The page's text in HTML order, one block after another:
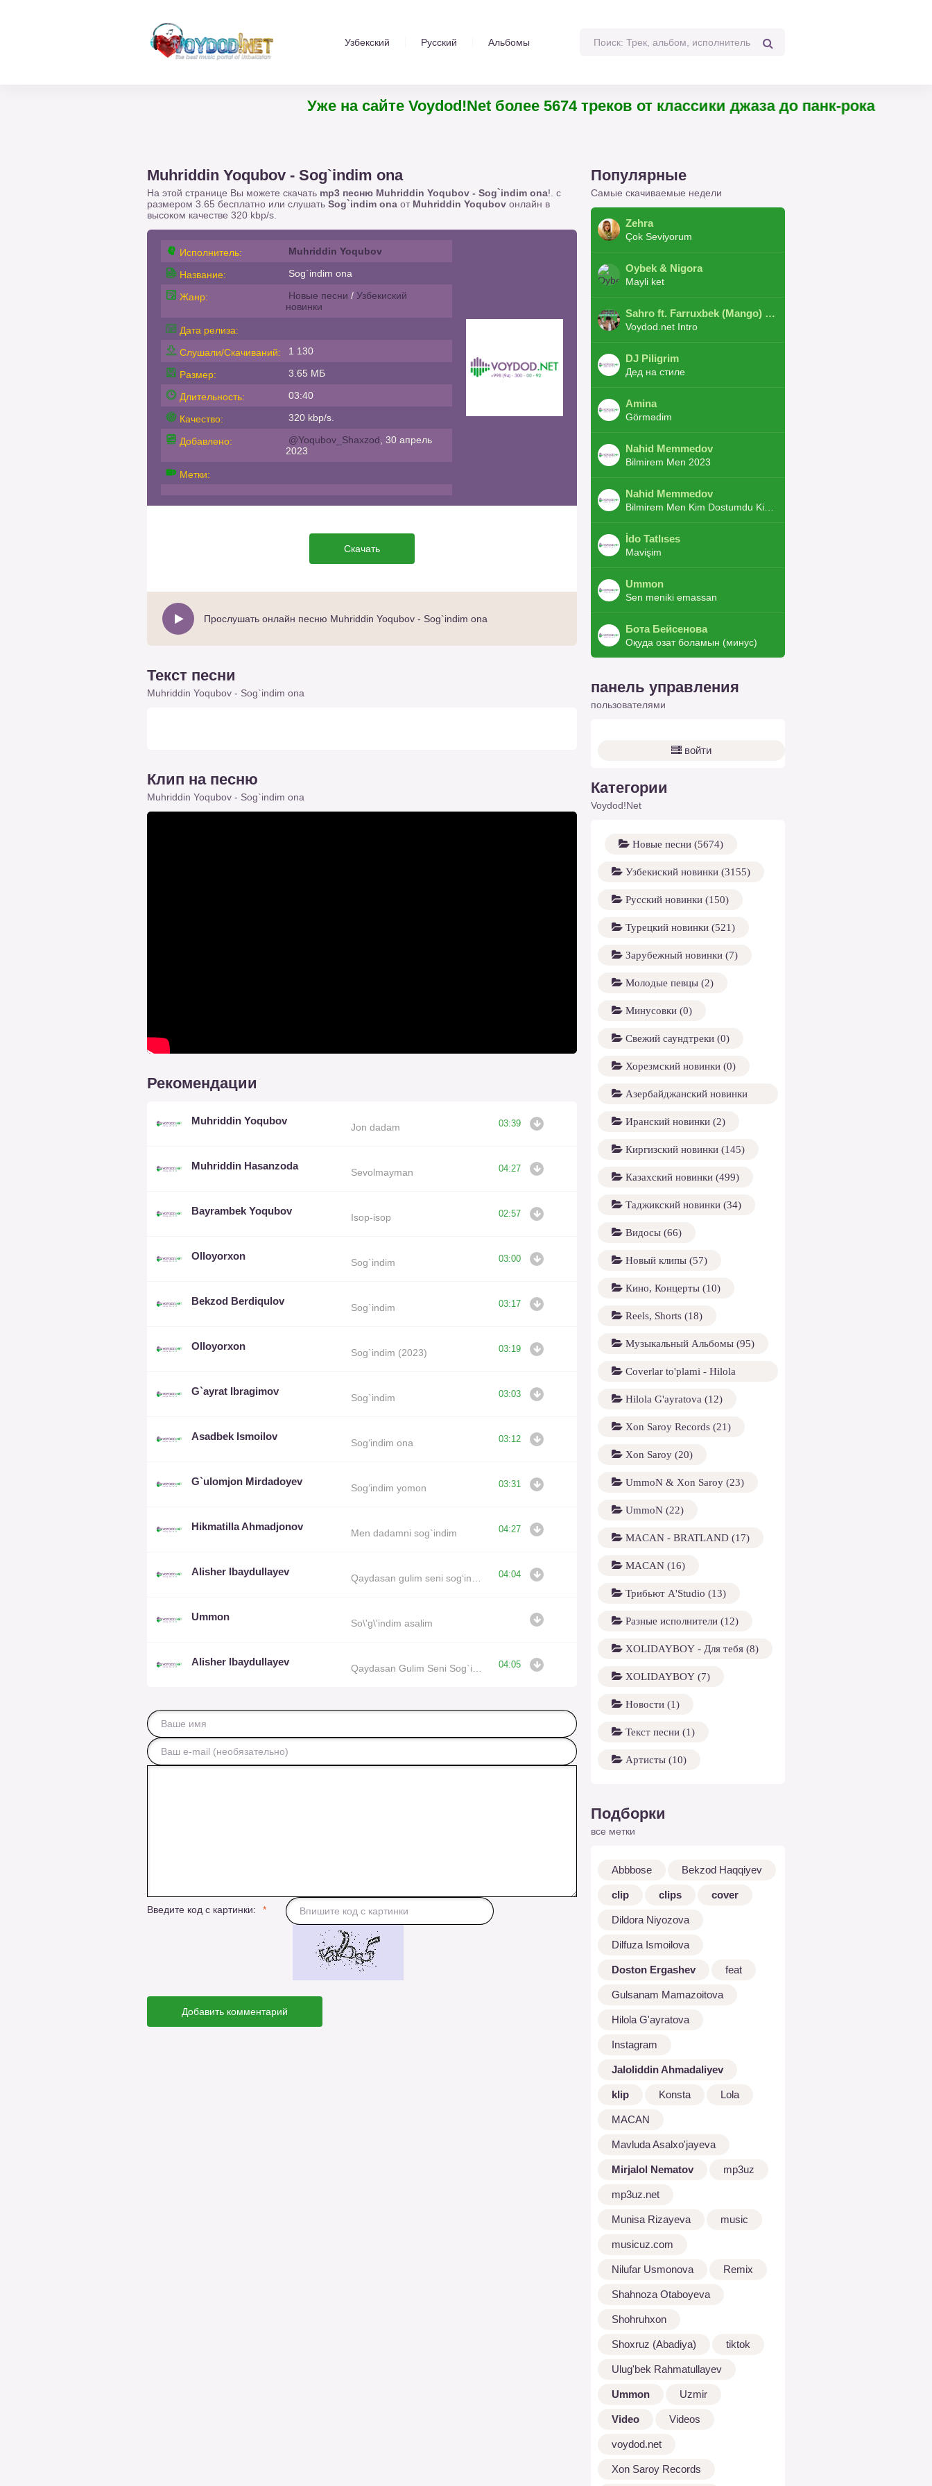
Узбекский Русский Альбомы
Уже на сайте Voydod!Net более 5674 треков от классики джаза до панк-рока
Muhriddin Yoqubov - Sog`indim ona
На этой странице Вы можете скачать mp3 песню Muhriddin Yoqubov - Sog`indim ona!. с
размером 3.65 бесплатно или слушать Sog`indim ona от Muhriddin Yoqubov онлайн в
высоком качестве 320 kbp/s.
Исполнитель: Muhriddin Yoqubov
Название: Sog`indim ona
Жанр: Новые песни / Узбекиский
новинки
Дата релиза:
Слушали/Скачиваний:
1 130
Размер: 3.65 МБ
Длительность: 03:40
Качество: 320 kbp/s.
Добавлено: @Yoqubov_Shaxzod , 30 апрель
2023
Метки:
Скачать
Прослушать онлайн песню Muhriddin Yoqubov - Sog`indim ona
Текст песни
Muhriddin Yoqubov - Sog`indim ona
Клип на песню
Muhriddin Yoqubov - Sog`indim ona
Рекомендации
Muhriddin Yoqubov
Jon dadam 03:39
Muhriddin Hasanzoda
Sevolmayman 04:27
Bayrambek Yoqubov
Isop-isop 02:57
Olloyorxon
Sog`indim 03:00
Bekzod Berdiqulov
Sog`indim 03:17
Olloyorxon
Sog`indim (2023) 03:19
G`ayrat Ibragimov
Sog`indim 03:03
Asadbek Ismoilov
Sog‘indim ona 03:12
G`ulomjon Mirdadoyev
Sog‘indim yomon 03:31
Hikmatilla Ahmadjonov
Men dadamni sog`indim 04:27
Alisher Ibaydullayev 04:04
Ummon
So\'g\'indim asalim
Alisher Ibaydullayev 04:05
Введите код с картинки:
Добавить комментарий
Популярные
Самые скачиваемые недели
Zehra
Çok Seviyorum
Oybek & Nigora
Mayli ket
Sahro ft. Farruxbek (Mango) ft. Shaxboz ft. Navruz and Zarba ft. DJ.JoHa
Voydod.net Intro
DJ Piligrim
Дед на стиле
Amina
Görmədim
Nahid Memmedov
Bilmirem Men 2023
Nahid Memmedov
İdo Tatlıses
Mavişim
Ummon
Sen meniki emassan
Бота Бейсенова
Оқуда озат боламын (минус)
панель управления
пользователями
войти
Категории
Voydod!Net
Новые песни (5674)
Узбекиский новинки (3155)
Русский новинки (150)
Турецкий новинки (521)
Зарубежный новинки (7)
Молодые певцы (2)
Минусовки (0)
Свежий саундтреки (0)
Хорезмский новинки (0)
Азербайджанский новинки
(1158)
Иранский новинки (2)
Киргизский новинки (145)
Казахский новинки (499)
Таджикский новинки (34)
Видосы (66)
Новый клипы (57)
Кино, Концерты (10)
Reels, Shorts (18)
Музыкальный Альбомы (95)
Coverlar to'plami - Hilola
G'ayratova (13)
Hilola G'ayratova (12)
Xon Saroy Records (21)
Xon Saroy (20)
UmmoN & Xon Saroy (23)
UmmoN (22)
MACAN - BRATLAND (17)
MACAN (16)
Трибьют A'Studio (13)
Разные исполнители (12)
XOLIDAYBOY - Для тебя (8)
XOLIDAYBOY (7)
Новости (1)
Текст песни (1)
Артисты (10)
Подборки
все метки
Abbbose Bekzod Haqqiyev
clip clips cover
Dildora Niyozova
Dilfuza Ismoilova
Doston Ergashev feat
Gulsanam Mamazoitova
Hilola G'ayratova
Instagram
Jaloliddin Ahmadaliyev
klip Konsta Lola
MACAN
Mavluda Asalxo'jayeva
Mirjalol Nematov mp3uz
mp3uz.net
Munisa Rizayeva music
musicuz.com
Nilufar Usmonova Remix
Shahnoza Otaboyeva
Shohruhxon
Shoxruz (Abadiya) tiktok
Ulug'bek Rahmatullayev
Ummon Uzmir
Video Videos
voydod.net
Xon Saroy Records